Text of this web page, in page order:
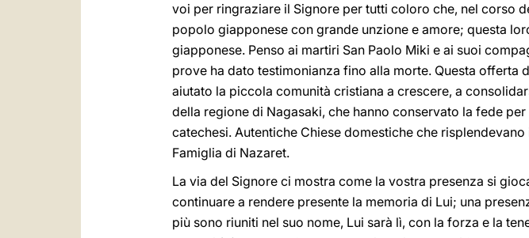
voi per ringraziare il Signore per tutti coloro che, nel corso
popolo giapponese con grande unzione e amore; questa
giapponese. Penso ai martiri San Paolo Miki e ai suoi
prove ha dato testimonianza fino alla morte. Questa offerta
aiutato la piccola comunità cristiana a crescere, a
della regione di Nagasaki, che hanno conservato la fede
catechesi. Autentiche Chiese domestiche che
Famiglia di Nazaret.
La via del Signore ci mostra come la vostra presenza si
continuare a rendere presente la memoria di Lui; una
più sono riuniti nel suo nome, Lui sarà lì, con la forza e la